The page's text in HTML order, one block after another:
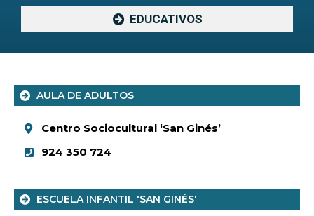
EDUCATIVOS
AULA DE ADULTOS
Centro Sociocultural ‘San Ginés’
924 350 724
ESCUELA INFANTIL 'SAN GINÉS'